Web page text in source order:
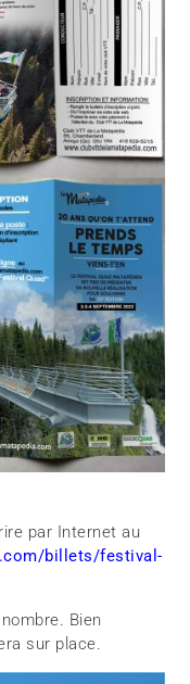
par Internet au
billets/festival-
Bien
sur place.